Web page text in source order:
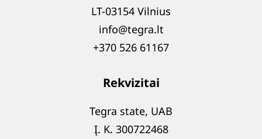
LT-03154 Vilnius
info@tegra.lt
+370 526 61167
Rekvizitai
Tegra state, UAB
Į. K. 300722468